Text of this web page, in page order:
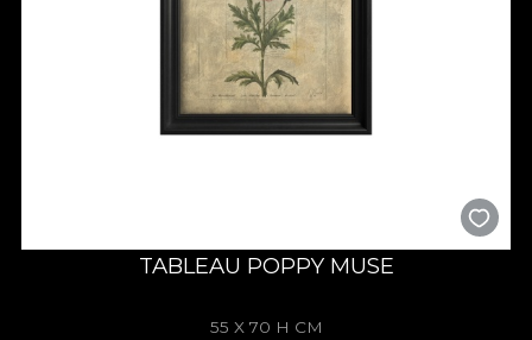
TABLEAU POPPY MUSE
55 X 70 H CM